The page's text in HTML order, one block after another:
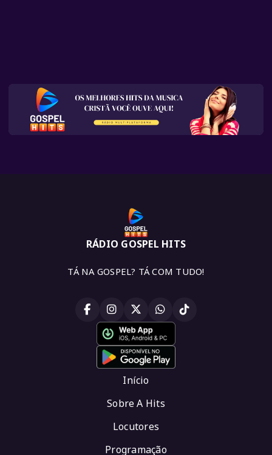
RÁDIO GOSPEL HITS
TÁ NA GOSPEL? TÁ COM TUDO!
Início
Sobre A Hits
Locutores
Programação